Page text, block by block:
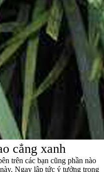
cẳng xanh
trên các bạn cũng phần nào
Ngay lập tức ý tưởng trong